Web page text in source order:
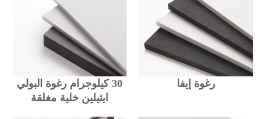
رغوة إيفا
30 كيلوجرام رغوة البولي
ايثيلين خلية مغلقة